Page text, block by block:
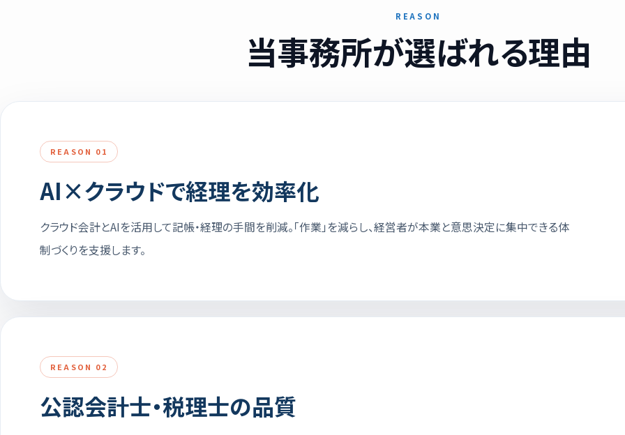
REASON
当事務所が選ばれる理由
REASON 01
AI×クラウドで経理を効率化
クラウド会計とAIを活用して記帳・経理の手間を削減。「作業」を減らし、経営者が本業と意思決定に集中できる体
制づくりを支援します。
REASON 02
公認会計士・税理士の品質